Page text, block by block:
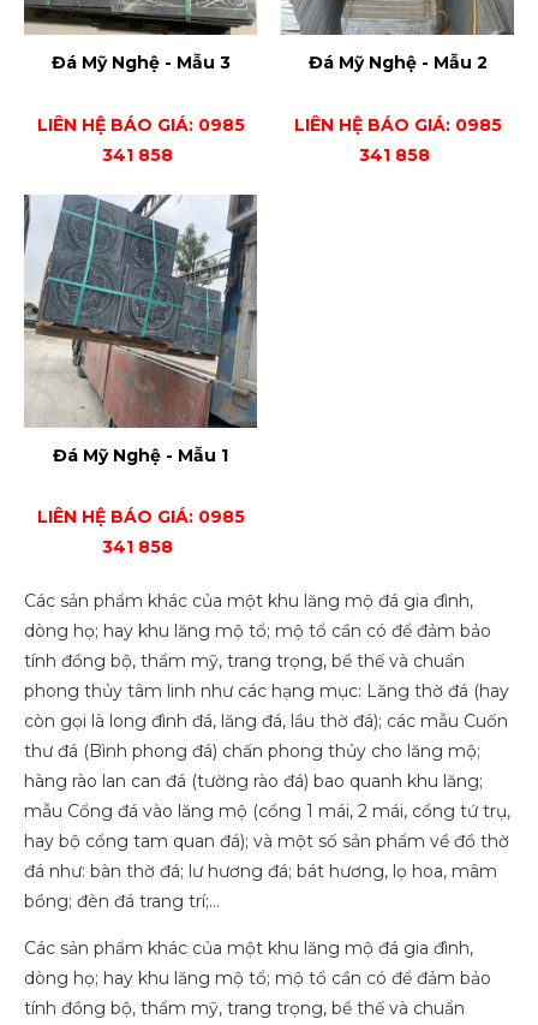
Đá Mỹ Nghệ - Mẫu 3
LIÊN HỆ BÁO GIÁ: 0985
341 858
Đá Mỹ Nghệ - Mẫu 2
LIÊN HỆ BÁO GIÁ: 0985
341 858
Đá Mỹ Nghệ - Mẫu 1
LIÊN HỆ BÁO GIÁ: 0985
341 858
Các sản phẩm khác của một khu lăng mộ đá gia đình,
dòng họ; hay khu lăng mộ tổ; mộ tổ cần có để đảm bảo
tính đồng bộ, thẩm mỹ, trang trọng, bề thế và chuẩn
phong thủy tâm linh như các hạng mục: Lăng thờ đá (hay
còn gọi là long đình đá, lăng đá, lầu thờ đá); các mẫu Cuốn
thư đá (Bình phong đá) chấn phong thủy cho lăng mộ;
hàng rào lan can đá (tường rào đá) bao quanh khu lăng;
mẫu Cổng đá vào lăng mộ (cổng 1 mái, 2 mái, cổng tứ trụ,
hay bộ cổng tam quan đá); và một số sản phẩm về đồ thờ
đá như: bàn thờ đá; lư hương đá; bát hương, lọ hoa, mâm
bồng; đèn đá trang trí;…
Các sản phẩm khác của một khu lăng mộ đá gia đình,
dòng họ; hay khu lăng mộ tổ; mộ tổ cần có để đảm bảo
tính đồng bộ, thẩm mỹ, trang trọng, bề thế và chuẩn